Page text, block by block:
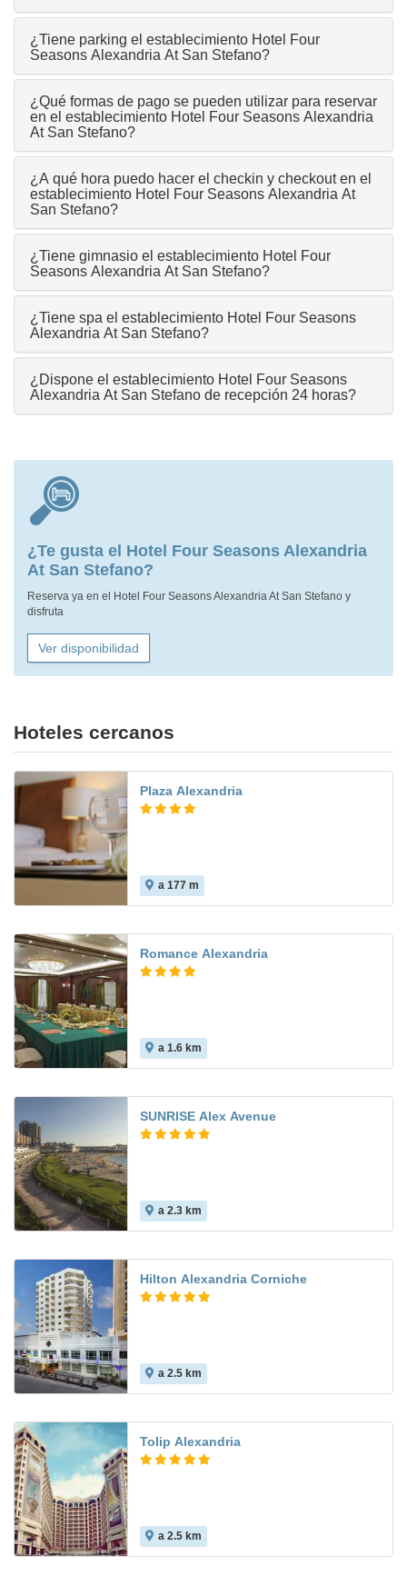
¿Tiene parking el establecimiento Hotel Four
Seasons Alexandria At San Stefano?
¿Qué formas de pago se pueden utilizar para reservar
en el establecimiento Hotel Four Seasons Alexandria
At San Stefano?
¿A qué hora puedo hacer el checkin y checkout en el
establecimiento Hotel Four Seasons Alexandria At
San Stefano?
¿Tiene gimnasio el establecimiento Hotel Four
Seasons Alexandria At San Stefano?
¿Tiene spa el establecimiento Hotel Four Seasons
Alexandria At San Stefano?
¿Dispone el establecimiento Hotel Four Seasons
Alexandria At San Stefano de recepción 24 horas?
¿Te gusta el Hotel Four Seasons Alexandria
At San Stefano?
Reserva ya en el Hotel Four Seasons Alexandria At San Stefano y
disfruta
Ver disponibilidad
Hoteles cercanos
Plaza Alexandria
a 177 m
Romance Alexandria
a 1.6 km
SUNRISE Alex Avenue
a 2.3 km
Hilton Alexandria Corniche
a 2.5 km
Tolip Alexandria
a 2.5 km